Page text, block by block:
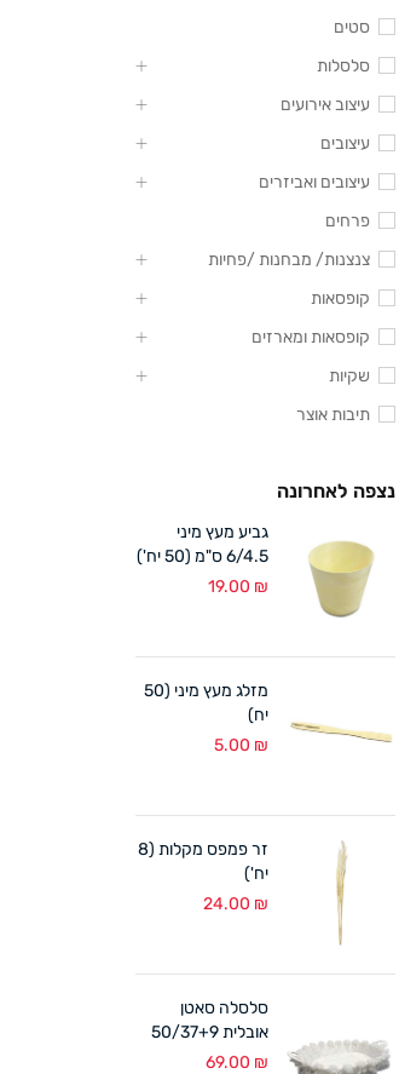
סטים
סלסלות
עיצוב אירועים
עיצובים
עיצובים ואביזרים
פרחים
צנצנות/ מבחנות /פחיות
קופסאות
קופסאות ומארזים
שקיות
תיבות אוצר
נצפה לאחרונה
גביע מעץ מיני
6/4.5 ס"מ (50 יח')
19.00 ₪
מזלג מעץ מיני (50
יח)
5.00 ₪
זר פמפס מקלות (8
יח')
24.00 ₪
סלסלה סאטן
אובלית 50/37+9
ס"מ לבן
69.00 ₪